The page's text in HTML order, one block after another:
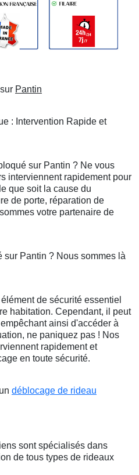
Pantin
: Intervention Rapide et
sur Pantin ? Ne vous
interviennent rapidement pour
que soit la cause du
de porte, réparation de
votre partenaire de
Pantin ? Nous sommes là
de sécurité essentiel
habitation. Cependant, il peut
ainsi d'accéder à
ne paniquez pas ! Nos
rapidement et
en toute sécurité.
déblocage de rideau
sont spécialisés dans
de tous types de rideaux